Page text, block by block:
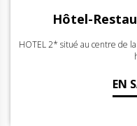
Hôtel-
HOTEL 2* situé au centre de
EN